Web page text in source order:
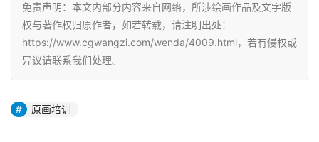
免责声明：本文内部分内容来自网络，所涉绘画作品及文字版
权与著作权归原作者，如若转载，请注明出处：
https://www.cgwangzi.com/wenda/4009.html，若有侵权或
异议请联系我们处理。
原画培训